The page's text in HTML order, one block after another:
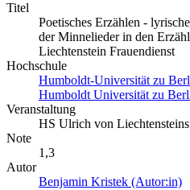
Titel
Poetisches Erzählen -
der Minnelieder in den
Liechtenstein Frauendienst
Hochschule
Humboldt-Universität zu
Humboldt Universität zu
Veranstaltung
HS Ulrich von
Note
1,3
Autor
Benjamin Kristek (Autor:in)